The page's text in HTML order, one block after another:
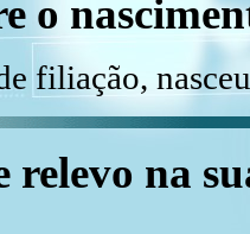
o
filiação,
relevo na